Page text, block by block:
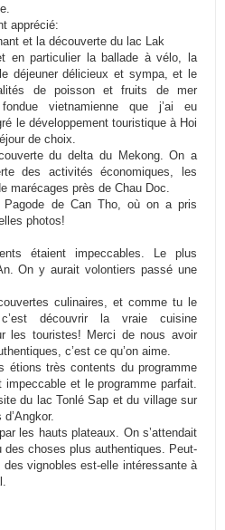
apprécié:
et la découverte du lac Lak
en particulier la ballade à vélo, la
déjeuner délicieux et sympa, et le
de poisson et fruits de mer
vietnamienne que j’ai eu
le développement touristique à Hoi
de choix.
du delta du Mekong. On a
des activités économiques, les
marécages près de Chau Doc.
de Can Tho, où on a pris
photos!
étaient impeccables. Le plus
On y aurait volontiers passé une
culinaires, et comme tu le
découvrir la vraie cuisine
les touristes! Merci de nous avoir
c’est ce qu’on aime.
étions très contents du programme
impeccable et le programme parfait.
du lac Tonlé Sap et du village sur
les hauts plateaux. On s’attendait
des choses plus authentiques. Peut-
vignobles est-elle intéressante à